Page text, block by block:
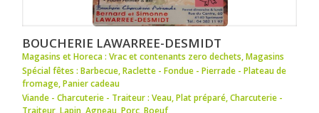
BOUCHERIE LAWARREE-DESMIDT
Magasins et Horeca : Vrac et contenants zero dechets,Magasins
Spécial fêtes : Barbecue,Raclette - Fondue - Pierrade - Plateau de
fromage,Panier cadeau
Viande - Charcuterie - Traiteur : Veau,Plat préparé,Charcuterie -
Traiteur,Lapin,Agneau,Porc,Boeuf